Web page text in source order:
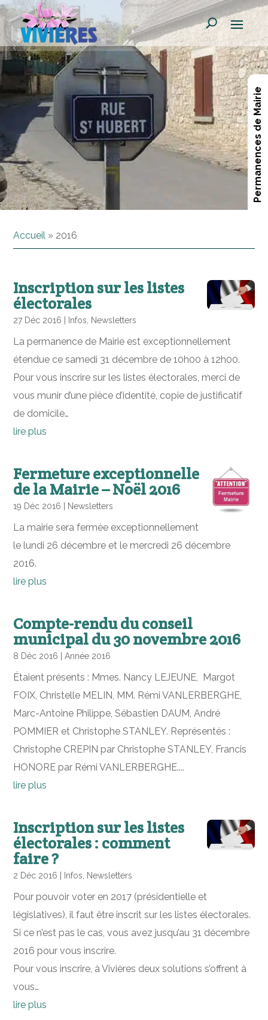
Permanences de Mairie
Accueil » 2016
Inscription sur les listes
électorales
27 Déc 2016 Infos Newsletters
La permanence de Mairie est exceptionnellement
étendue ce samedi 31 décembre de 10h00 à 12h00.
Pour vous inscrire sur les listes électorales, merci de
vous munir d’une pièce d’identité, copie de justificatif
de domicile…
lire plus
Fermeture exceptionnelle
de la Mairie – Noël 2016
19 Déc 2016 Newsletters
La mairie sera fermée exceptionnellement
le lundi 26 décembre et le mercredi 26 décembre
2016.
lire plus
Compte-rendu du conseil
municipal du 30 novembre 2016
8 Déc 2016 |Année 2016
Étaient présents : Mmes. Nancy LEJEUNE, Margot
FOIX, Christelle MELIN, MM. Rémi VANLERBERGHE,
Marc-Antoine Philippe, Sébastien DAUM, André
POMMIER et Christophe STANLEY. Représentés :
Christophe CREPIN par Christophe STANLEY, Francis
HONORE par Rémi VANLERBERGHE....
lire plus
Inscription sur les listes
électorales : comment
faire ?
2 Déc 2016 Infos Newsletters
Pour pouvoir voter en 2017 (présidentielle et
législatives), il faut être inscrit sur les listes électorales.
Si ce n’est pas le cas, vous avez jusqu’au 31 décembre
2016 pour vous inscrire.
Pour vous inscrire, à Vivières deux solutions s’offrent à
vous…
lire plus